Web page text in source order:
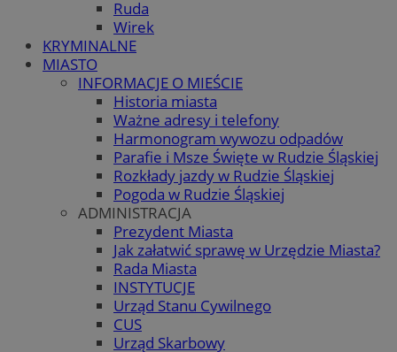
Ruda
Wirek
KRYMINALNE
MIASTO
INFORMACJE O MIEŚCIE
Historia miasta
Ważne adresy i telefony
Harmonogram wywozu odpadów
Parafie i Msze Święte w Rudzie Śląskiej
Rozkłady jazdy w Rudzie Śląskiej
Pogoda w Rudzie Śląskiej
ADMINISTRACJA
Prezydent Miasta
Jak załatwić sprawę w Urzędzie Miasta?
Rada Miasta
INSTYTUCJE
Urząd Stanu Cywilnego
CUS
Urząd Skarbowy